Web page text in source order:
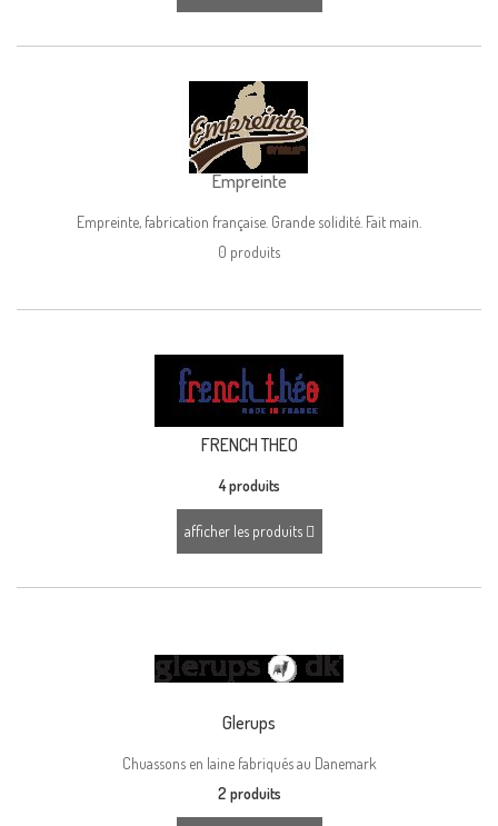
Empreinte
Empreinte, fabrication française. Grande solidité. Fait main.
0 produits
FRENCH THEO
4 produits
afficher les produits
Glerups
Chuassons en laine fabriqués au Danemark
2 produits